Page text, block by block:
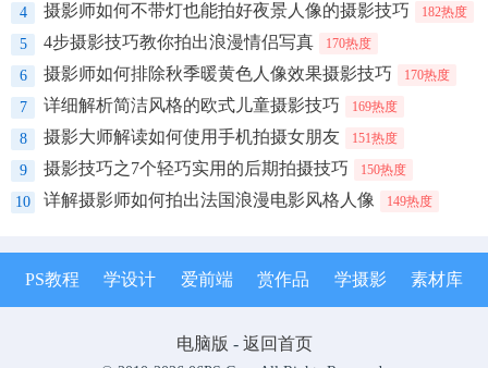
4 摄影师如何不带灯也能拍好夜景人像的摄影技巧 182热度
5 4步摄影技巧教你拍出浪漫情侣写真 170热度
6 摄影师如何排除秋季暖黄色人像效果摄影技巧 170热度
7 详细解析简洁风格的欧式儿童摄影技巧 169热度
8 摄影大师解读如何使用手机拍摄女朋友 151热度
9 摄影技巧之7个轻巧实用的后期拍摄技巧 150热度
10 详解摄影师如何拍出法国浪漫电影风格人像 149热度
PS教程 学设计 爱前端 赏作品 学摄影 素材库
电脑版 - 返回首页